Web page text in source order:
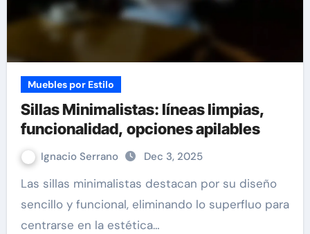
Muebles por Estilo
Sillas Minimalistas: líneas limpias,
funcionalidad, opciones apilables
Ignacio Serrano Dec 3, 2025
Las sillas minimalistas destacan por su diseño
sencillo y funcional, eliminando lo superfluo para
centrarse en la estética…